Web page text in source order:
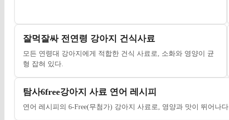
잘먹잘싸 전연령 강아지 건식사료
모든 연령대 강아지에게 적합한 건식 사료로, 소화와 영양이 균
형 잡혀 있다.
탐사6free강아지 사료 연어 레시피
연어 레시피의 6-Free(무첨가) 강아지 사료로, 영양과 맛이 뛰어나다.